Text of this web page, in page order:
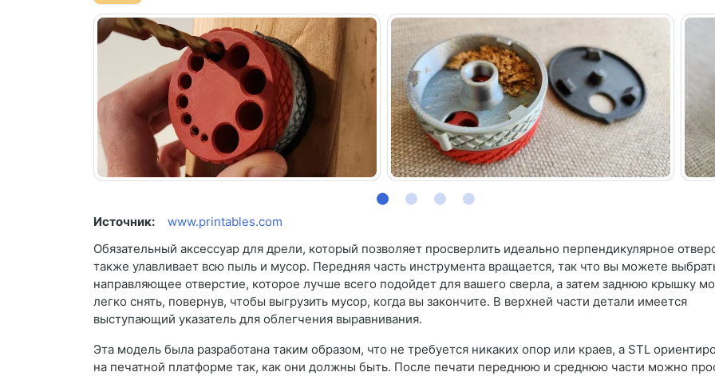
Источник:
www.printables.com
Обязательный аксессуар для дрели, который позволяет просверлить идеально перпендикулярное
также улавливает всю пыль и мусор. Передняя часть инструмента вращается, так что вы можете
направляющее отверстие, которое лучше всего подойдет для вашего сверла, а затем заднюю крышку
легко снять, повернув, чтобы выгрузить мусор, когда вы закончите. В верхней части детали имеется
выступающий указатель для облегчения выравнивания.
Эта модель была разработана таким образом, что не требуется никаких опор или краев, а STL
на печатной платформе так, как они должны быть. После печати переднюю и среднюю части можно